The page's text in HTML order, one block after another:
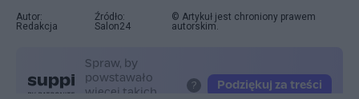
Autor:
Redakcja
Źródło:
Salon24
© Artykuł jest chroniony prawem
autorskim.